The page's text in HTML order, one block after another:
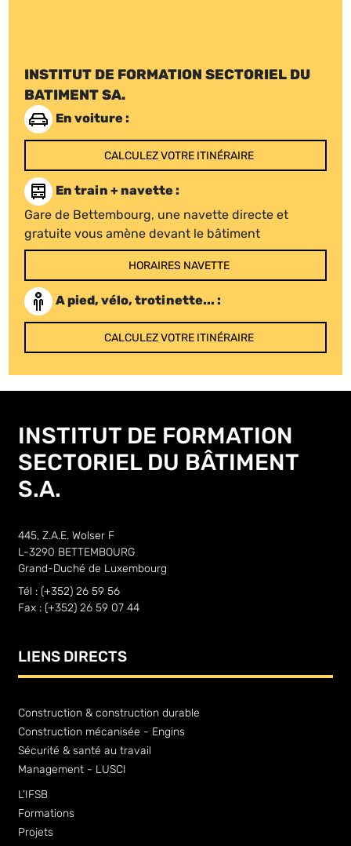
INSTITUT DE FORMATION SECTORIEL DU
BATIMENT SA.
En voiture :
CALCULEZ VOTRE ITINÉRAIRE
En train + navette :
Gare de Bettembourg, une navette directe et
gratuite vous amène devant le bâtiment
HORAIRES NAVETTE
A pied, vélo, trotinette... :
CALCULEZ VOTRE ITINÉRAIRE
INSTITUT DE FORMATION
SECTORIEL DU BÂTIMENT
S.A.
445, Z.A.E. Wolser F
L-3290 BETTEMBOURG
Grand-Duché de Luxembourg
Tél : (+352) 26 59 56
Fax : (+352) 26 59 07 44
LIENS DIRECTS
Construction & construction durable
Construction mécanisée - Engins
Sécurité & santé au travail
Management - LUSCI
L’IFSB
Formations
Projets